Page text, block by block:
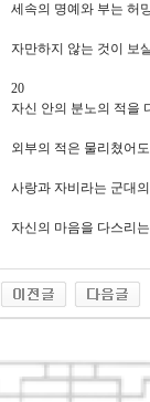
세속의 명예와 부는 허
자만하지 않는 것이 보
20
자신 안의 분노의 적을
외부의 적은 물리쳤어
사랑과 자비라는 군대
자신의 마음을 다스리